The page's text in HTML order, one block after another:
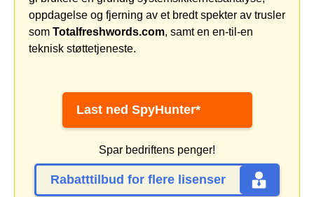
oppdagelse og fjerning av et bredt spekter av trusler
som Totalfreshwords.com, samt en en-til-en
teknisk støttetjeneste.
Last ned SpyHunter*
Spar bedriftens penger!
Rabatttilbud for flere lisenser